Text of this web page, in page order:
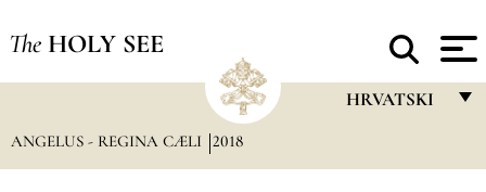
The HOLY SEE
HRVATSKI
ANGELUS - REGINA CÆLI 2018